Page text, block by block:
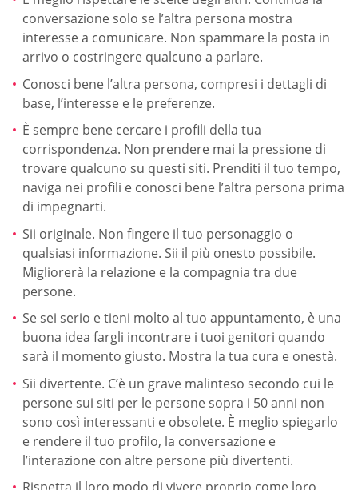
conversazione solo se l’altra persona mostra
interesse a comunicare. Non spammare la posta in
arrivo o costringere qualcuno a parlare.
Conosci bene l’altra persona, compresi i dettagli di
base, l’interesse e le preferenze.
È sempre bene cercare i profili della tua
corrispondenza. Non prendere mai la pressione di
trovare qualcuno su questi siti. Prenditi il tuo tempo,
naviga nei profili e conosci bene l’altra persona prima
di impegnarti.
Sii originale. Non fingere il tuo personaggio o
qualsiasi informazione. Sii il più onesto possibile.
Migliorerà la relazione e la compagnia tra due
persone.
Se sei serio e tieni molto al tuo appuntamento, è una
buona idea fargli incontrare i tuoi genitori quando
sarà il momento giusto. Mostra la tua cura e onestà.
Sii divertente. C’è un grave malinteso secondo cui le
persone sui siti per le persone sopra i 50 anni non
sono così interessanti e obsolete. È meglio spiegarlo
e rendere il tuo profilo, la conversazione e
l’interazione con altre persone più divertenti.